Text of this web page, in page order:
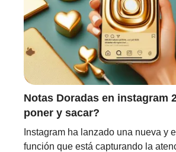
Notas Doradas en instagram
poner y sacar?
Instagram ha lanzado una nueva y
función que está capturando la